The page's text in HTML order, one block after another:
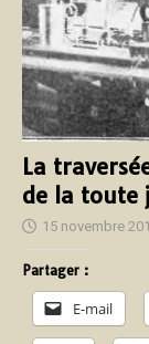
La
de la toute
15 novembre
Partager :
E-mail